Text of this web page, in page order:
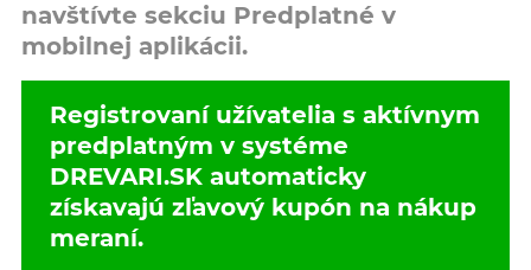
navštívte sekciu Predplatné v
mobilnej aplikácii.
Registrovaní užívatelia s aktívnym
predplatným v systéme
DREVARI.SK automaticky
získavajú zľavový kupón na nákup
meraní.